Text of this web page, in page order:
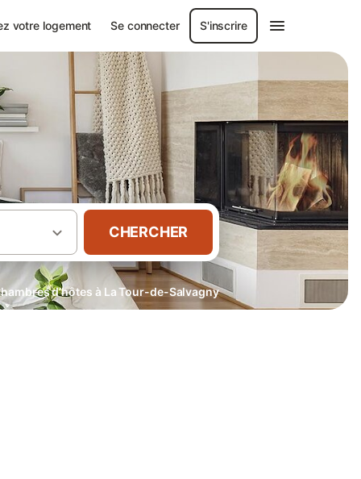
votre logement Se connecter S'inscrire
CHERCHER
d’hôtes à La Tour-de-Salvagny